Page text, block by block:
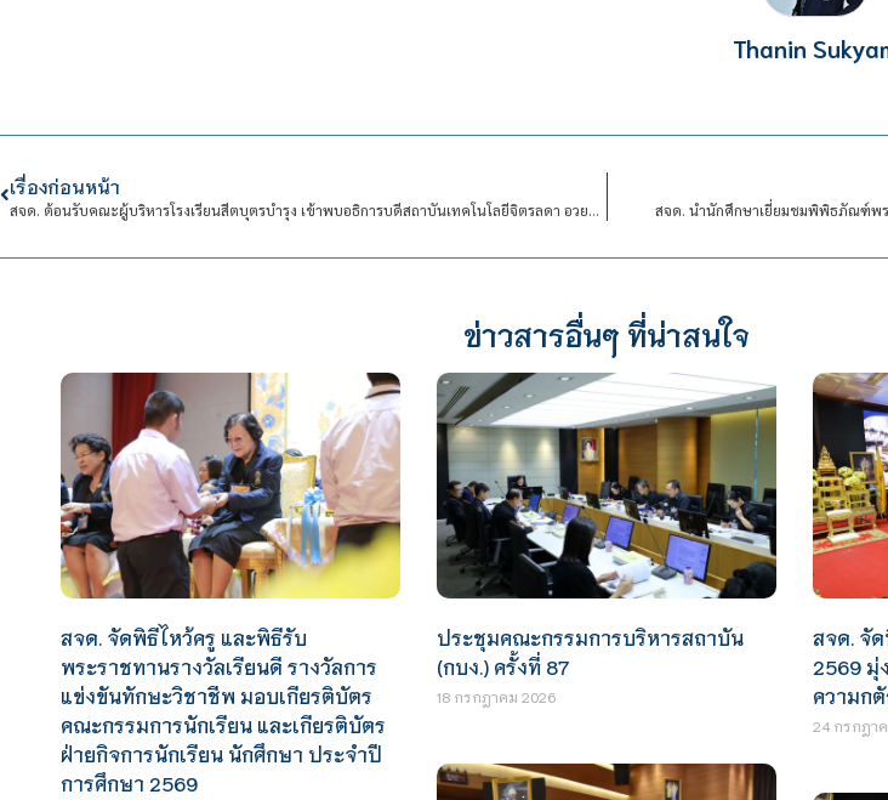
Thanin
เรื่องก่อนหน้า
สจด. ต้อนรับคณะผู้บริหารโรงเรียนสีตบุตรบำรุง เข้าพบอธิการบดีสถาบันเทคโนโลยีจิตรลดา อวยพรปีใหม่ ๒๕๖๙ พร้อมรายงานความคืบหน้าความร่วมมือทางวิชาการ สจด. นำนักศึกษาเยี่ยมชมพิพิธภัณฑ์พร
ข่าวสารอื่นๆ ที่น่าสนใจ
สจด. จัดพิธีไหว้ครู และพิธีรับ
พระราชทานรางวัลเรียนดี รางวัลการ
แข่งขันทักษะวิชาชีพ มอบเกียรติบัตร
คณะกรรมการนักเรียน และเกียรติบัตร
ฝ่ายกิจการนักเรียน นักศึกษา ประจำปี
การศึกษา 2569
ประชุมคณะกรรมการบริหารสถาบัน
(กบง.) ครั้งที่ 87
18 กรกฎาคม 2026
สจด. จั
2569 มุ่
ความก
24 กรกฎา